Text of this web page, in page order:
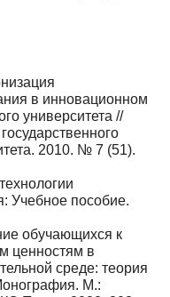
в инновационном
университета //
2010. № 7 (51).
Учебное пособие.
обучающихся к
ценностям в
среде: теория
М.: